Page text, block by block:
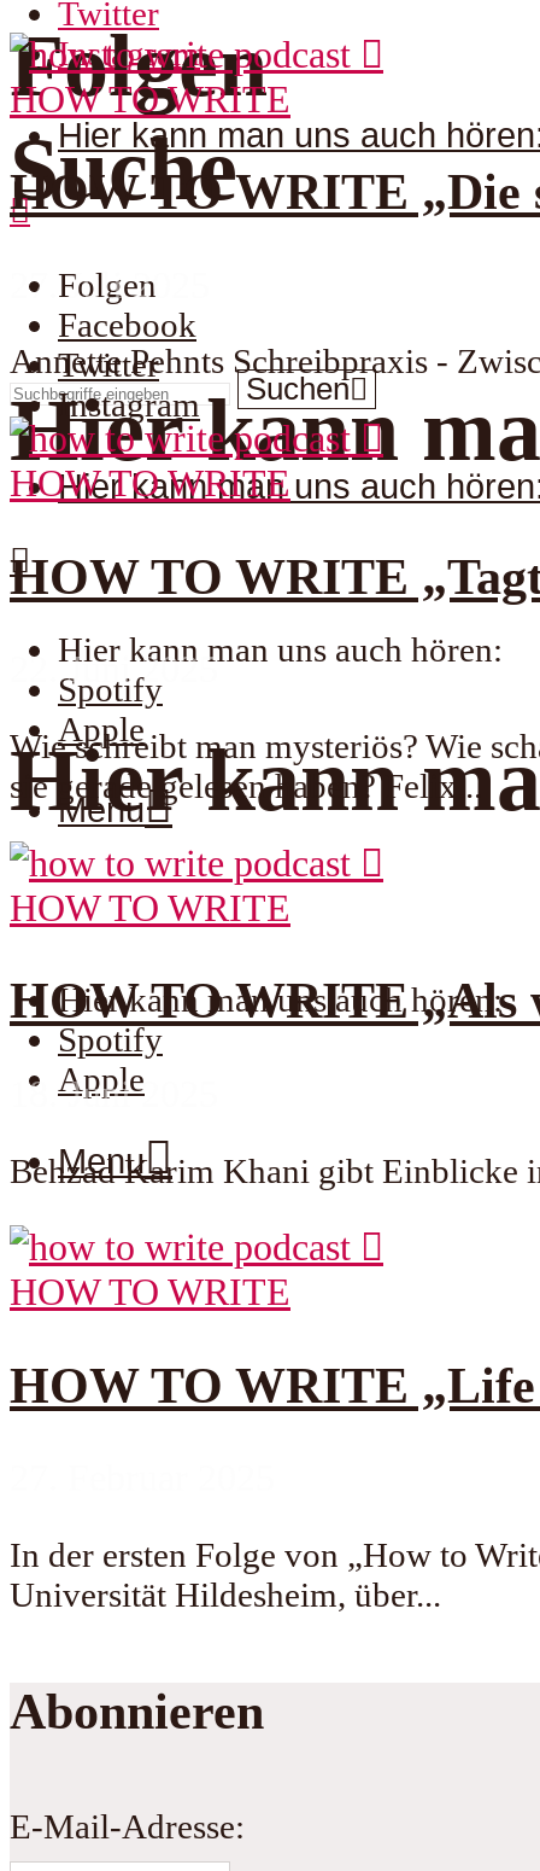
Suche
Suchen
Twitter
Instagram
Hier kann man uns auch
Hier kann
Hier kann man uns auch hören:
Spotify
Apple
Menu
Folgen
Folgen
Facebook
Twitter
Instagram
Hier kann man uns auch
Hier kann
Hier kann man uns auch hören:
Spotify
Apple
Menu
HOW TO WRITE
HOW TO WRITE „Die
27. Juli 2025
Annette Pehnts Schreibpraxis -
HOW TO WRITE
HOW TO WRITE
22. Juni 2025
Wie schreibt man mysteriös? Wie
sie gerade gelesen haben? Felix...
HOW TO WRITE
HOW TO WRITE „Als
18. Juni 2025
Behzad Karim Khani gibt Einblicke
HOW TO WRITE
HOW TO WRITE „Life
In der ersten Folge von „How to
Universität Hildesheim, über...
Abonnieren
E-Mail-Adresse: